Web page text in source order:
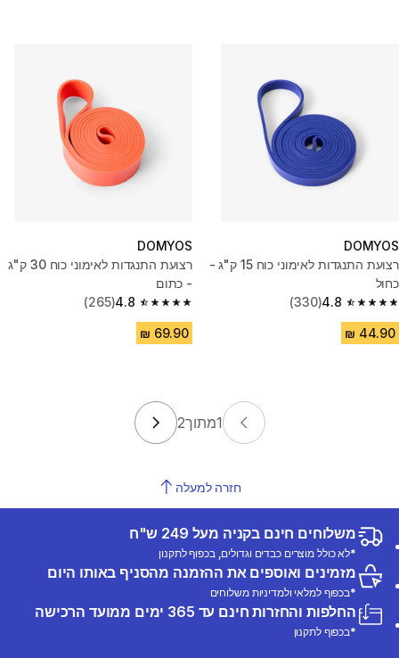
DOMYOS
רצועת התנגדות לאימוני כוח 15 ק"ג -
כחול
4.8
4.8 out of 5 stars from 330 reviews
(330)
DOMYOS
רצועת התנגדות לאימוני כוח 30 ק"ג
- כתום
4.8
4.8 out of 5 stars from 265 reviews
(265)
1מתוך2
חזרה למעלה
משלוחים חינם בקניה מעל 249 ש"ח
*לא כולל מוצרים כבדים וגדולים, בכפוף לתקנון
מזמינים ואוספים את ההזמנה מהסניף באותו היום
*בכפוף למלאי ולמדיניות משלוחים
החלפות והחזרות חינם עד 365 ימים ממועד הרכישה
*בכפוף לתקנון